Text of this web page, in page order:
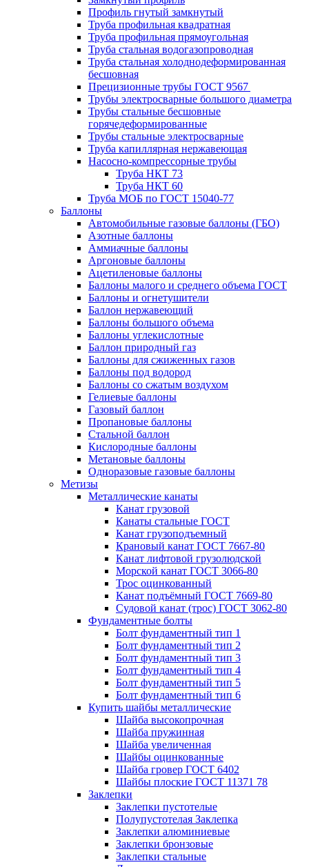
Профиль гнутый замкнутый
Труба профильная квадратная
Труба профильная прямоугольная
Труба стальная водогазопроводная
Труба стальная холоднодеформированная
бесшовная
Прецизионные трубы ГОСТ 9567
Трубы электросварные большого диаметра
Трубы стальные бесшовные
горячедеформированные
Трубы стальные электросварные
Труба капиллярная нержавеющая
Насосно-компрессорные трубы
Труба НКТ 73
Труба НКТ 60
Труба МОБ по ГОСТ 15040-77
Баллоны
Автомобильные газовые баллоны (ГБО)
Азотные баллоны
Аммиачные баллоны
Аргоновые баллоны
Ацетиленовые баллоны
Баллоны малого и среднего объема ГОСТ
Баллоны и огнетушители
Баллон нержавеющий
Баллоны большого объема
Баллоны углекислотные
Баллон природный газ
Баллоны для сжиженных газов
Баллоны под водород
Баллоны со сжатым воздухом
Гелиевые баллоны
Газовый баллон
Пропановые баллоны
Стальной баллон
Кислородные баллоны
Метановые баллоны
Одноразовые газовые баллоны
Метизы
Металлические канаты
Канат грузовой
Канаты стальные ГОСТ
Канат грузоподъемный
Крановый канат ГОСТ 7667-80
Канат лифтовой грузолюдской
Морской канат ГОСТ 3066-80
Трос оцинкованный
Канат подъёмный ГОСТ 7669-80
Судовой канат (трос) ГОСТ 3062-80
Фундаментные болты
Болт фундаментный тип 1
Болт фундаментный тип 2
Болт фундаментный тип 3
Болт фундаментный тип 4
Болт фундаментный тип 5
Болт фундаментный тип 6
Купить шайбы металлические
Шайба высокопрочная
Шайба пружинная
Шайба увеличенная
Шайбы оцинкованные
Шайба гровер ГОСТ 6402
Шайбы плоские ГОСТ 11371 78
Заклепки
Заклепки пустотелые
Полупустотелая Заклепка
Заклепки алюминиевые
Заклепки бронзовые
Заклепки стальные